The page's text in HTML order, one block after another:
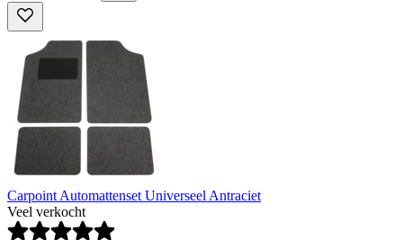
Carpoint Automattenset Universeel Antraciet
Veel verkocht